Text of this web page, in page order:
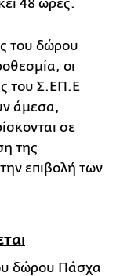
48 ώρες.
του δώρου
οι
του Σ.ΕΠ.Ε
άμεσα,
σε
της
επιβολή των
δώρου Πάσχα